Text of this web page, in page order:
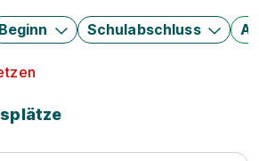
Beginn Schulabschluss